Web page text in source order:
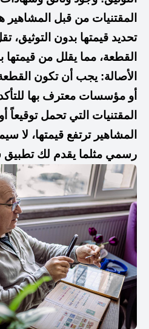
المقتنيات من قبل
تحديد قيمتها بدون التوثيق،
القطعة، مما يقلل من
الأصالة: يجب أن تكون
أو مؤسسات معترف بها للتأكد
المقتنيات التي تحمل توقيعاً
المشاهير ترتفع قيمتها، لا
رسمي مثلما يقدم لك